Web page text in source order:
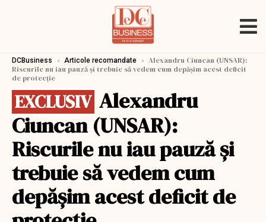
DCBusiness › Articole recomandate › Alexandru Ciuncan (UNSAR):
Riscurile nu iau pauză și trebuie să vedem cum depășim acest deficit
de protecție
EXCLUSIV Alexandru
Ciuncan (UNSAR):
Riscurile nu iau pauză și
trebuie să vedem cum
depășim acest deficit de